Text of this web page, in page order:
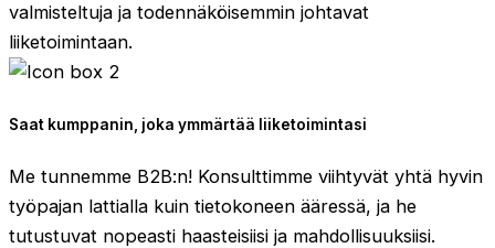
valmisteltuja ja todennäköisemmin johtavat
liiketoimintaan.
Saat kumppanin, joka ymmärtää liiketoimintasi
Me tunnemme B2B:n! Konsulttimme viihtyvät yhtä hyvin
työpajan lattialla kuin tietokoneen ääressä, ja he
tutustuvat nopeasti haasteisiisi ja mahdollisuuksiisi.